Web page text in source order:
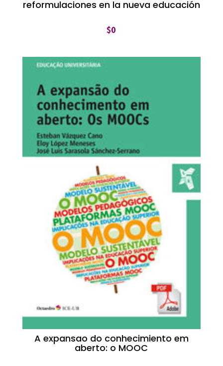
reformulaciones en la nueva educación
$0
A expansao do conhecimiento em
aberto: o MOOC